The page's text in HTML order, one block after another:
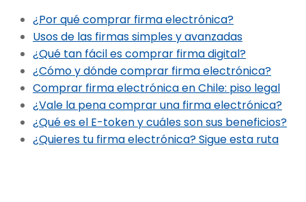
¿Por qué comprar firma electrónica?
Usos de las firmas simples y avanzadas
¿Qué tan fácil es comprar firma digital?
¿Cómo y dónde comprar firma electrónica?
Comprar firma electrónica en Chile: piso legal
¿Vale la pena comprar una firma electrónica?
¿Qué es el E-token y cuáles son sus beneficios?
¿Quieres tu firma electrónica? Sigue esta ruta